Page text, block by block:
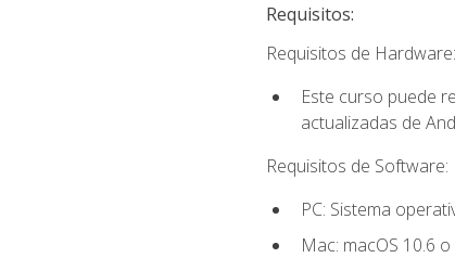
Requisitos:
Requisitos de Hardware:
Este curso puede
actualizadas de
Requisitos de Software:
PC: Sistema
Mac: macOS 10.6